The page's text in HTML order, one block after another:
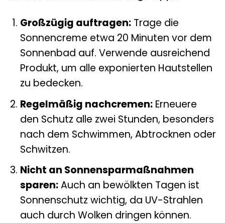
Großzügig auftragen:Trage die
Sonnencreme etwa 20 Minuten vor dem
Sonnenbad auf. Verwende ausreichend
Produkt, um alle exponierten Hautstellen
zu bedecken.
Regelmäßig nachcremen:Erneuere
den Schutz alle zwei Stunden, besonders
nach dem Schwimmen, Abtrocknen oder
Schwitzen.
Nicht an Sonnensparmaßnahmen
sparen:Auch an bewölkten Tagen ist
Sonnenschutz wichtig, da UV-Strahlen
auch durch Wolken dringen können.